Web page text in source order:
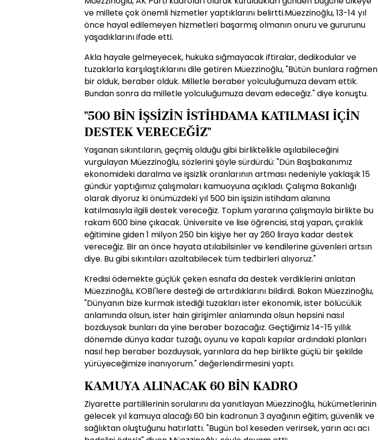
ve millete çok önemli hizmetler yaptıklarını belirtti.Müezzinoğlu, 13-14 yıl
önce hayal edilemeyen hizmetleri başarmış olmanın onuru ve gururunu
yaşadıklarını ifade etti.
Akla hayale gelmeyecek, hukuka sığmayacak iftiralar, dedikodular ve
tuzaklarla karşılaştıklarını dile getiren Müezzinoğlu, "Bütün bunlara rağmen
bir olduk, beraber olduk. Milletle beraber yolculuğumuza devam ettik.
Bundan sonra da milletle yolculuğumuza devam edeceğiz." diye konuştu.
"500 BİN İŞSİZİN İSTİHDAMA KATILMASI İÇİN
DESTEK VERECEĞİZ"
Yaşanan sıkıntıların, geçmiş olduğu gibi birliktelikle aşılabileceğini
vurgulayan Müezzinoğlu, sözlerini şöyle sürdürdü: "Dün Başbakanımız
ekonomideki daralma ve işsizlik oranlarının artması nedeniyle yaklaşık 15
gündür yaptığımız çalışmaları kamuoyuna açıkladı. Çalışma Bakanlığı
olarak diyoruz ki önümüzdeki yıl 500 bin işsizin istihdam alanına
katılmasıyla ilgili destek vereceğiz. Toplum yararına çalışmayla birlikte bu
rakam 600 bine çıkacak. Üniversite ve lise öğrencisi, staj yapan, çıraklık
eğitimine giden 1 milyon 250 bin kişiye her ay 260 liraya kadar destek
vereceğiz. Bir an önce hayata atılabilsinler ve kendilerine güvenleri artsın
diye. Bu gibi sıkıntıları azaltabilecek tüm tedbirleri alıyoruz."
Kredisi ödemekte güçlük çeken esnafa da destek verdiklerini anlatan
Müezzinoğlu, KOBİ'lere desteği de artırdıklarını bildirdi. Bakan Müezzinoğlu,
"Dünyanın bize kurmak istediği tuzakları ister ekonomik, ister bölücülük
anlamında olsun, ister hain girişimler anlamında olsun hepsini nasıl
bozduysak bunları da yine beraber bozacağız. Geçtiğimiz 14-15 yıllık
dönemde dünya kadar tuzağı, oyunu ve kapalı kapılar ardındaki planları
nasıl hep beraber bozduysak, yarınlara da hep birlikte güçlü bir şekilde
yürüyeceğimize inanıyorum." değerlendirmesini yaptı.
KAMUYA ALINACAK 60 BİN KADRO
Ziyarette partililerinin sorularını da yanıtlayan Müezzinoğlu, hükümetlerinin
gelecek yıl kamuya alacağı 60 bin kadronun 3 ayağının eğitim, güvenlik ve
sağlıktan oluştuğunu hatırlattı. "Bugün bol keseden verirsek, yarın acı acı